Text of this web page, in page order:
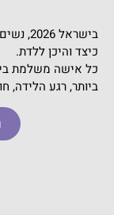
בישראל
בהוראת
משרד
הבריאות,
הבחירה
בישראל
כיצד והיכן ללדת.
כל אישה משלמת
ביותר, רגע הלידה,